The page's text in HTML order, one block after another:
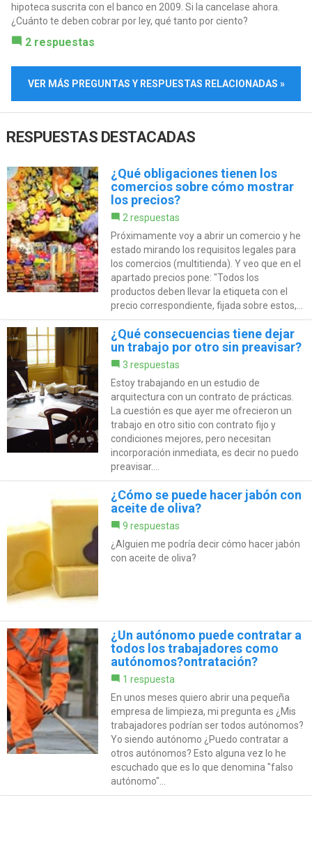
hipoteca suscrita con el banco en 2009. Si la cancelase ahora.
¿Cuánto te deben cobrar por ley, qué tanto por ciento?
2 respuestas
VER MÁS PREGUNTAS Y RESPUESTAS RELACIONADAS »
RESPUESTAS DESTACADAS
¿Qué obligaciones tienen los
comercios sobre cómo mostrar
los precios?
2 respuestas
Próximamente voy a abrir un comercio y he
estado mirando los requisitos legales para
los comercios (multitienda). Y veo que en el
apartado precios pone: "Todos los
productos deben llevar la etiqueta con el
precio correspondiente, fijada sobre estos,...
¿Qué consecuencias tiene dejar
un trabajo por otro sin preavisar?
3 respuestas
Estoy trabajando en un estudio de
arquitectura con un contrato de prácticas.
La cuestión es que ayer me ofrecieron un
trabajo en otro sitio con contrato fijo y
condiciones mejores, pero necesitan
incorporación inmediata, es decir no puedo
preavisar....
¿Cómo se puede hacer jabón con
aceite de oliva?
9 respuestas
¿Alguien me podría decir cómo hacer jabón
con aceite de oliva?
¿Un autónomo puede contratar a
todos los trabajadores como
autónomos?ontratación?
1 respuesta
En unos meses quiero abrir una pequeña
empresa de limpieza, mi pregunta es ¿Mis
trabajadores podrían ser todos autónomos?
Yo siendo autónomo ¿Puedo contratar a
otros autónomos? Esto alguna vez lo he
escuchado que es lo que denomina "falso
autónomo"...